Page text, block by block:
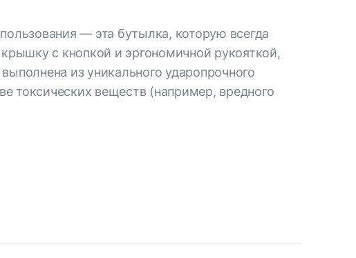
— эта бутылка, которую всегда
с кнопкой и эргономичной рукояткой,
из уникального ударопрочного
токсических веществ (например, вредного